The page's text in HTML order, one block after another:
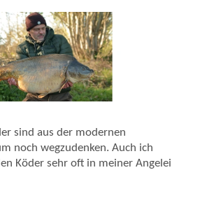
sind aus der modernen
noch wegzudenken. Auch ich
Köder sehr oft in meiner Angelei